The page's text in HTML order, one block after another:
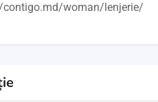
contigo.md/woman/lenjerie/